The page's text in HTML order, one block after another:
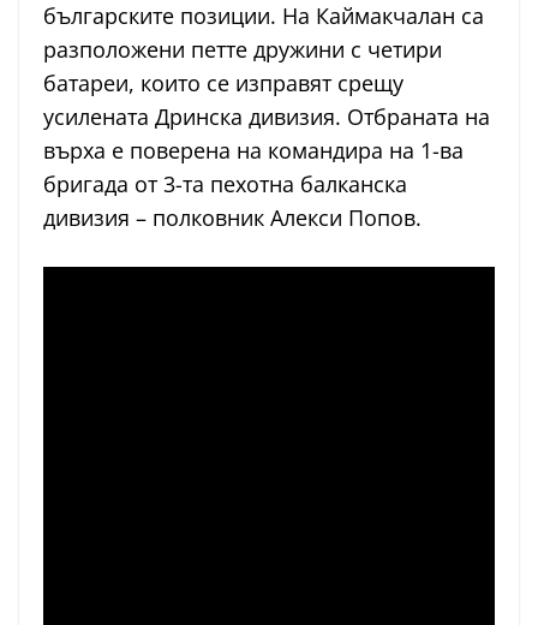
българските позиции. На Каймакчалан са
разположени петте дружини с четири
батареи, които се изправят срещу
усилената Дринска дивизия. Отбраната на
върха е поверена на командира на 1-ва
бригада от 3-та пехотна балканска
дивизия – полковник Алекси Попов.